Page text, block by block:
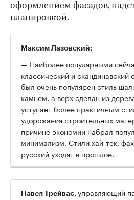
оформлением фасадов,
планировкой.
Максим Лазовский:
— Наиболее популярными
классический и скандинавский
был очень популярен стиль
камнем, а верх сделан из
уступает более практичным
удорожания строительных
причине экономии набрал
минимализм. Стили хай-тек,
русский уходят в прошлое.
Павел Трейвас, управляющий